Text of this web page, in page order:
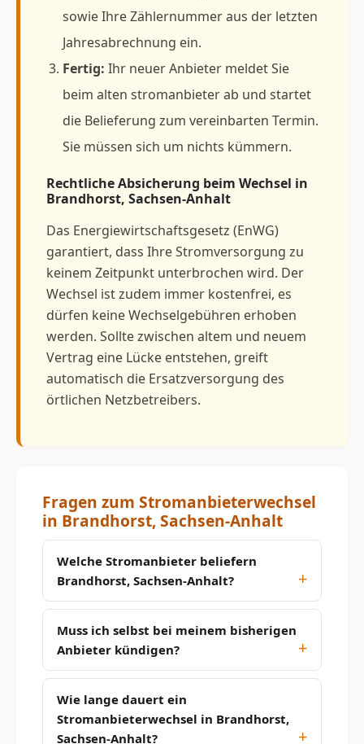
sowie Ihre Zählernummer aus der letzten
Jahresabrechnung ein.
Fertig: Ihr neuer Anbieter meldet Sie
beim alten stromanbieter ab und startet
die Belieferung zum vereinbarten Termin.
Sie müssen sich um nichts kümmern.
Rechtliche Absicherung beim Wechsel in
Brandhorst, Sachsen-Anhalt
Das Energiewirtschaftsgesetz (EnWG)
garantiert, dass Ihre Stromversorgung zu
keinem Zeitpunkt unterbrochen wird. Der
Wechsel ist zudem immer kostenfrei, es
dürfen keine Wechselgebühren erhoben
werden. Sollte zwischen altem und neuem
Vertrag eine Lücke entstehen, greift
automatisch die Ersatzversorgung des
örtlichen Netzbetreibers.
Fragen zum Stromanbieterwechsel
in Brandhorst, Sachsen-Anhalt
Welche Stromanbieter beliefern
Brandhorst, Sachsen-Anhalt?
Muss ich selbst bei meinem bisherigen
Anbieter kündigen?
Wie lange dauert ein
Stromanbieterwechsel in Brandhorst,
Sachsen-Anhalt?